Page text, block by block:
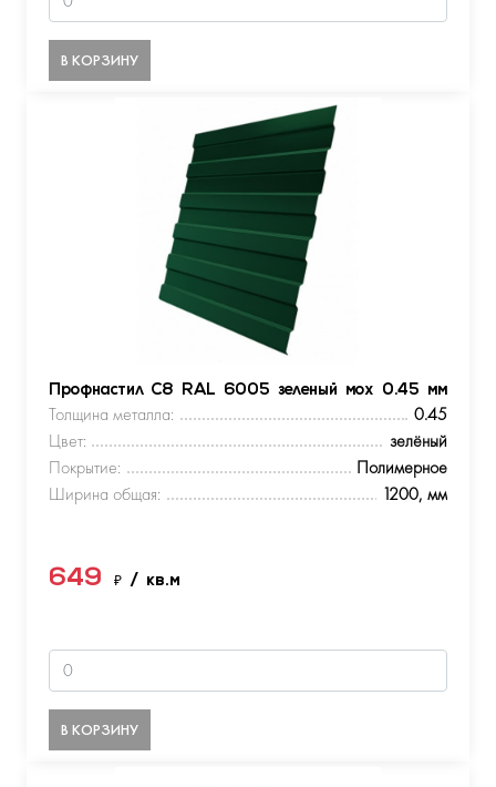
В КОРЗИНУ
Профнастил С8 RAL 6005 зеленый мох 0.45 мм
Толщина металла:
0.45
Цвет:
зелёный
Покрытие:
Полимерное
Ширина общая:
1200, мм
649 ₽ / кв.м
В КОРЗИНУ